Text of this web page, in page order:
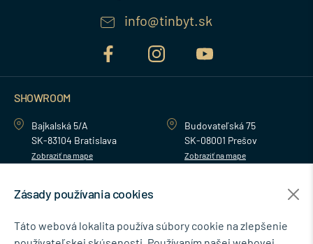
info@tinbyt.sk
SHOWROOM
Bajkalská 5/A
SK-83104 Bratislava
Zobraziť na mape
Budovateľská 75
SK-08001 Prešov
Zobraziť na mape
Zásady používania cookies
Táto webová lokalita používa súbory cookie na zlepšenie